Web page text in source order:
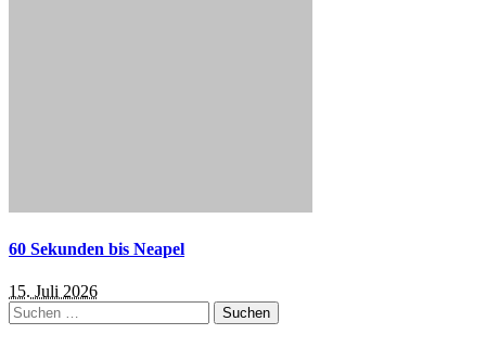
60 Sekunden bis Neapel
15. Juli 2026
Suchen
nach: